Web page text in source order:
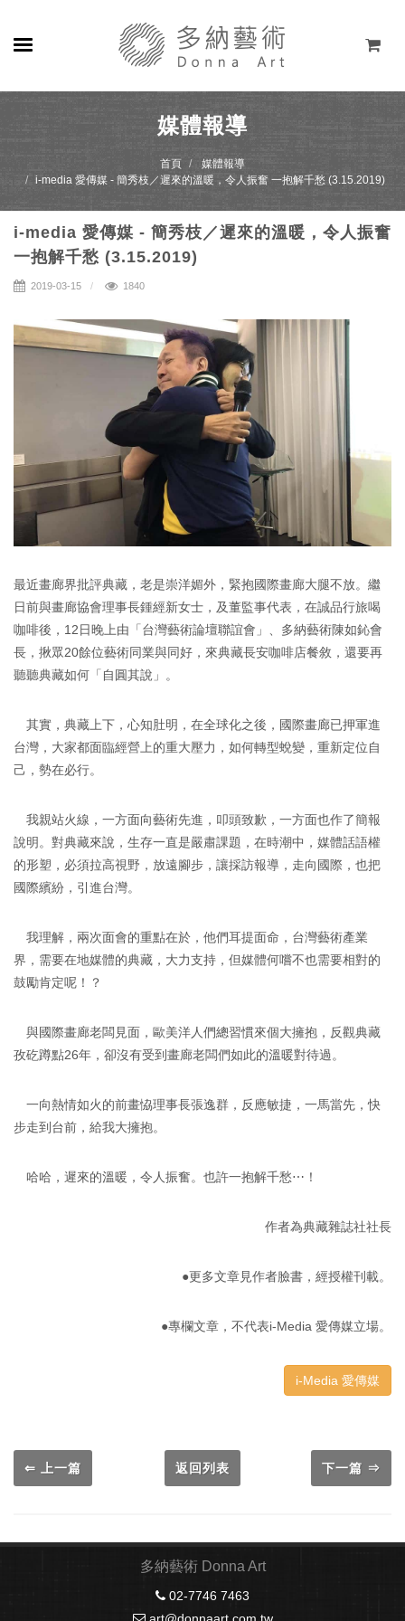
線上藝廊
EN
媒體報導
首頁
媒體報導
i-media 愛傳媒 - 簡秀枝／遲來的溫暖，令人振奮 一抱解千愁 (3.15.2019)
i-media 愛傳媒 - 簡秀枝／遲來的溫暖，令人振奮
一抱解千愁 (3.15.2019)
2019-03-15 1840
最近畫廊界批評典藏，老是崇洋媚外，緊抱國際畫廊大腿不放。繼
日前與畫廊協會理事長鍾經新女士，及董監事代表，在誠品行旅喝
咖啡後，12日晚上由「台灣藝術論壇聯誼會」、多納藝術陳如鈊會
長，揪眾20餘位藝術同業與同好，來典藏長安咖啡店餐敘，還要再
聽聽典藏如何「自圓其說」。
其實，典藏上下，心知肚明，在全球化之後，國際畫廊已押軍進
台灣，大家都面臨經營上的重大壓力，如何轉型蛻變，重新定位自
己，勢在必行。
我親站火線，一方面向藝術先進，叩頭致歉，一方面也作了簡報
說明。對典藏來說，生存一直是嚴肅課題，在時潮中，媒體話語權
的形塑，必須拉高視野，放遠腳步，讓採訪報導，走向國際，也把
國際繽紛，引進台灣。
我理解，兩次面會的重點在於，他們耳提面命，台灣藝術產業
界，需要在地媒體的典藏，大力支持，但媒體何嚐不也需要相對的
鼓勵肯定呢！？
與國際畫廊老闆見面，歐美洋人們總習慣來個大擁抱，反觀典藏
孜矻蹲點26年，卻沒有受到畫廊老闆們如此的溫暖對待過。
一向熱情如火的前畫恊理事長張逸群，反應敏捷，一馬當先，快
步走到台前，給我大擁抱。
哈哈，遲來的溫暖，令人振奮。也許一抱解千愁⋯！
作者為典藏雜誌社社長
●更多文章見作者臉書，經授權刊載。
●專欄文章，不代表i-Media 愛傳媒立場。
i-Media 愛傳媒
⇐ 上一篇 返回列表 下一篇 ⇒
多納藝術 Donna Art
02-7746 7463
art@donnaart.com.tw